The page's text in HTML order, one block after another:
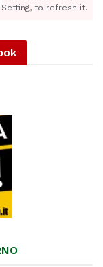
Setting, to refresh it.